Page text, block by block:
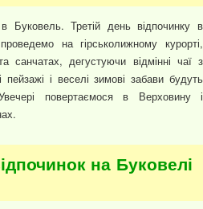
Буковель. Третій день відпочинку в
на гірськолижному курорті,
санчатах, дегустуючи відмінні чаї з
пейзажі і веселі зимові забави будуть
повертаємося в Верховину і
на Буковелі